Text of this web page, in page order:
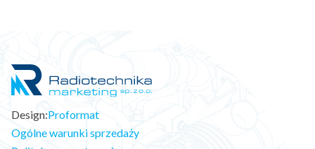
Design:Proformat
Ogólne warunki sprzedaży